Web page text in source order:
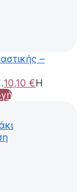
–
10,10 €Η